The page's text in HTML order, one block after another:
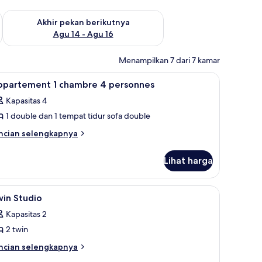
Agu 7 - Agu 9
Akhir pekan berikutnya
Agu 14 - Agu 16
Periksa ketersediaan untuk akhir pekan berikutnya Agu 14 -
Menampilkan 7 dari 7 kamar
seprai linen Appartement 1 chambre 4 personnes | Meja
12 1 chambre 4 personnes
Kapasitas 4
1 double dan 1 tempat tidur sofa double
selengkapnya
Lihat harga
Meja kerja, kedap suara, dan seprai linenMeja kerja, kedap suara, dan seprai linen
5 Studio
Kapasitas 2
2 twin
selengkapnya